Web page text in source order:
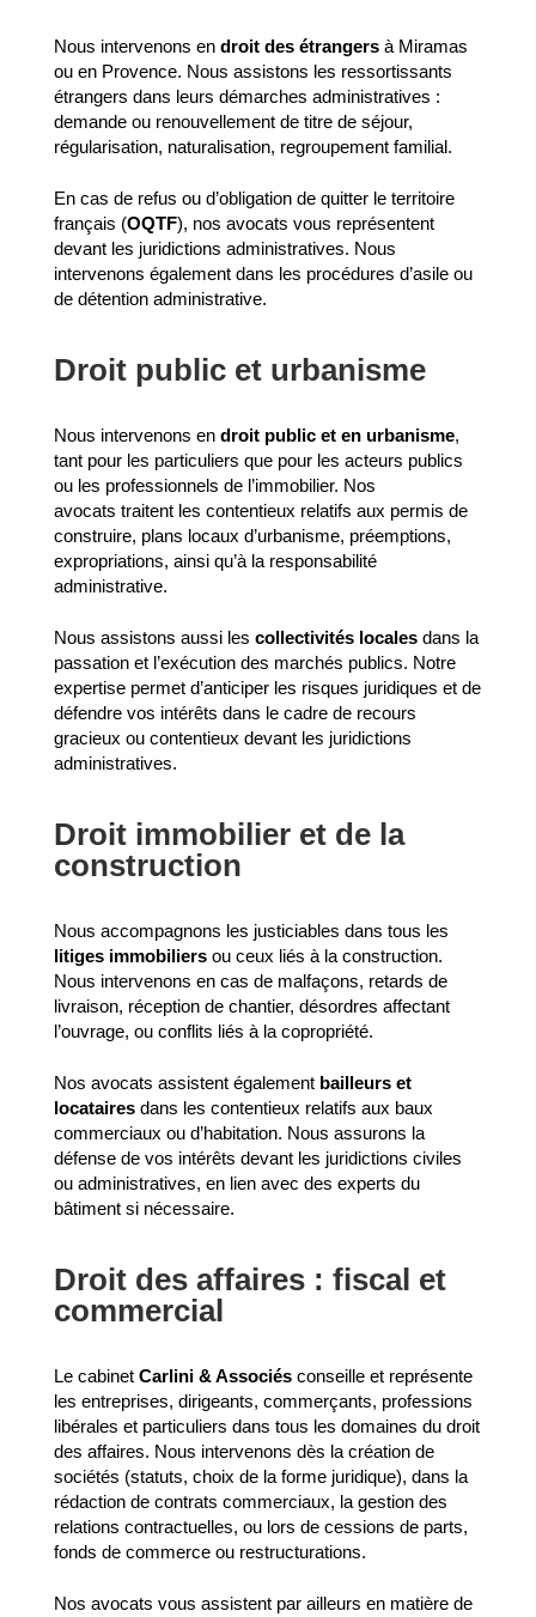
Nous intervenons en droit des étrangersà Miramas
ou en Provence. Nous assistons les ressortissants
étrangers dans leurs démarches administratives :
demande ou renouvellement de titre de séjour,
régularisation, naturalisation, regroupement familial.
En cas de refus ou d’obligation de quitter le territoire
français (OQTF), nos avocats vous représentent
devant les juridictions administratives. Nous
intervenons également dans les procédures d’asile ou
de détention administrative.
Droit public et urbanisme
Nous intervenons en droit public et en urbanisme,
tant pour les particuliers que pour les acteurs publics
ou les professionnels de l’immobilier. Nos
avocats traitent les contentieux relatifs aux permis de
construire, plans locaux d’urbanisme, préemptions,
expropriations, ainsi qu’à la responsabilité
administrative.
Nous assistons aussi les collectivités localesdans la
passation et l’exécution des marchés publics. Notre
expertise permet d’anticiper les risques juridiques et de
défendre vos intérêts dans le cadre de recours
gracieux ou contentieux devant les juridictions
administratives.
Droit immobilier et de la
construction
Nous accompagnons les justiciables dans tous les
litiges immobiliersou ceux liés à la construction.
Nous intervenons en cas de malfaçons, retards de
livraison, réception de chantier, désordres affectant
l’ouvrage, ou conflits liés à la copropriété.
Nos avocats assistent également bailleurs et
locatairesdans les contentieux relatifs aux baux
commerciaux ou d’habitation. Nous assurons la
défense de vos intérêts devant les juridictions civiles
ou administratives, en lien avec des experts du
bâtiment si nécessaire.
Droit des affaires : fiscal et
commercial
Le cabinet Carlini & Associésconseille et représente
les entreprises, dirigeants, commerçants, professions
libérales et particuliers dans tous les domaines du droit
des affaires. Nous intervenons dès la création de
sociétés (statuts, choix de la forme juridique), dans la
rédaction de contrats commerciaux, la gestion des
relations contractuelles, ou lors de cessions de parts,
fonds de commerce ou restructurations.
Nos avocats vous assistent par ailleurs en matière de